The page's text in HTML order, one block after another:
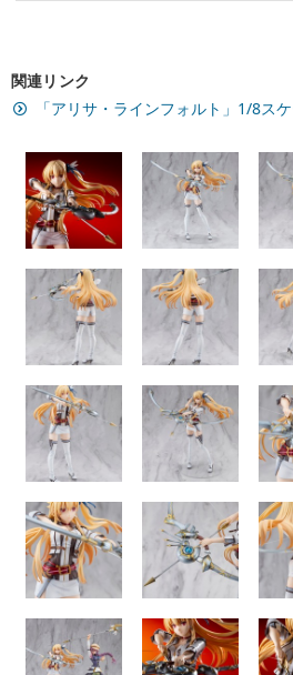
関連リンク
「アリサ・ラインフォルト」1/8ス